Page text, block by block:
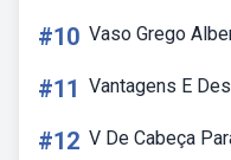
#10 Vaso Grego
#11 Vantagens E
#12 V De Cabeça